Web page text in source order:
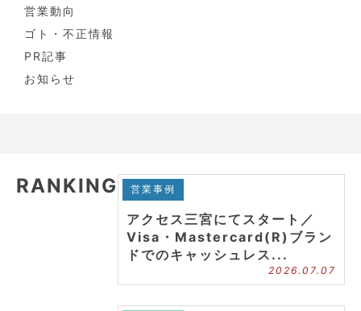
営業動向
ゴト・不正情報
PR記事
お知らせ
RANKING 営業事例
アクセス三宮にてスタート／
Visa・Mastercard(R)ブラン
ドでのキャッシュレス...
2026.07.07